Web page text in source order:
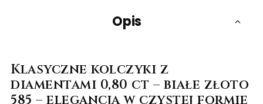
Opis
Klasyczne kolczyki z
diamentami 0,80 ct – białe złoto
585 – elegancja w czystej formie